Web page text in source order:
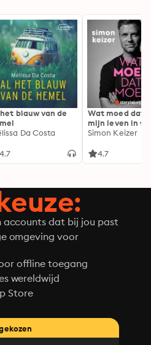
blauw van de
Da Costa
4.7
Wat moed dat
mijn leven in
Simon Keizer
4.7
accounts dat bij jou past
omgeving voor
offline toegang
wereldwijd
Store